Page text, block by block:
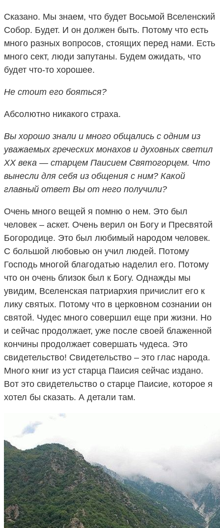
Сказано. Мы знаем, что будет Восьмой Вселенский
Собор. Будет. И он должен быть. Потому что есть
много разных вопросов, стоящих перед нами. Есть
много сект, люди запутаны. Будем ожидать, что
будет что-то хорошее.
Не стоит его бояться?
Абсолютно никакого страха.
Вы хорошо знали и много общались с одним из
уважаемых греческих монахов и духовных светил
XX века — старцем Паисием Святогорцем. Что
вынесли для себя из общения с ним? Какой
главный ответ Вы от него получили?
Очень много вещей я помню о нем. Это был
человек – аскет. Очень верил он Богу и Пресвятой
Богородице. Это был любимый народом человек.
С большой любовью он учил людей. Потому
Господь многой благодатью наделил его. Потому
что он очень близок был к Богу. Однажды мы
увидим, Вселенская патриархия причислит его к
лику святых. Потому что в церковном сознании он
святой. Чудес много совершил еще при жизни. Но
и сейчас продолжает, уже после своей блаженной
кончины продолжает совершать чудеса. Это
свидетельство! Свидетельство – это глас народа.
Много книг из уст старца Паисия сейчас издано.
Вот это свидетельство о старце Паисие, которое я
хотел бы сказать. А детали там.